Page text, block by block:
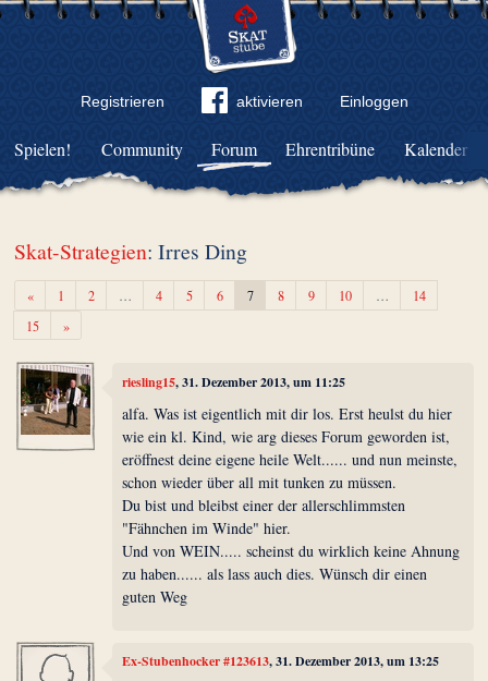
Registrieren aktivieren Einloggen
Community Forum Ehrentribüne Kalender
Spielen!
Skat-Strategien: Irres Ding
«Zurück1 2 … 4 5 6 7 8 9 10 …
14
15
»Weiter
riesling15, 31. Dezember 2013, um 11:25
alfa. Was ist eigentlich mit dir los. Erst heulst du hier
wie ein kl. Kind, wie arg dieses Forum geworden ist,
eröffnest deine eigene heile Welt...... und nun meinste,
schon wieder über all mit tunken zu müssen.
Du bist und bleibst einer der allerschlimmsten
"Fähnchen im Winde" hier.
Und von WEIN..... scheinst du wirklich keine Ahnung
zu haben...... als lass auch dies. Wünsch dir einen
guten Weg
Ex-Stubenhocker #123613, 31. Dezember 2013, um 13:25